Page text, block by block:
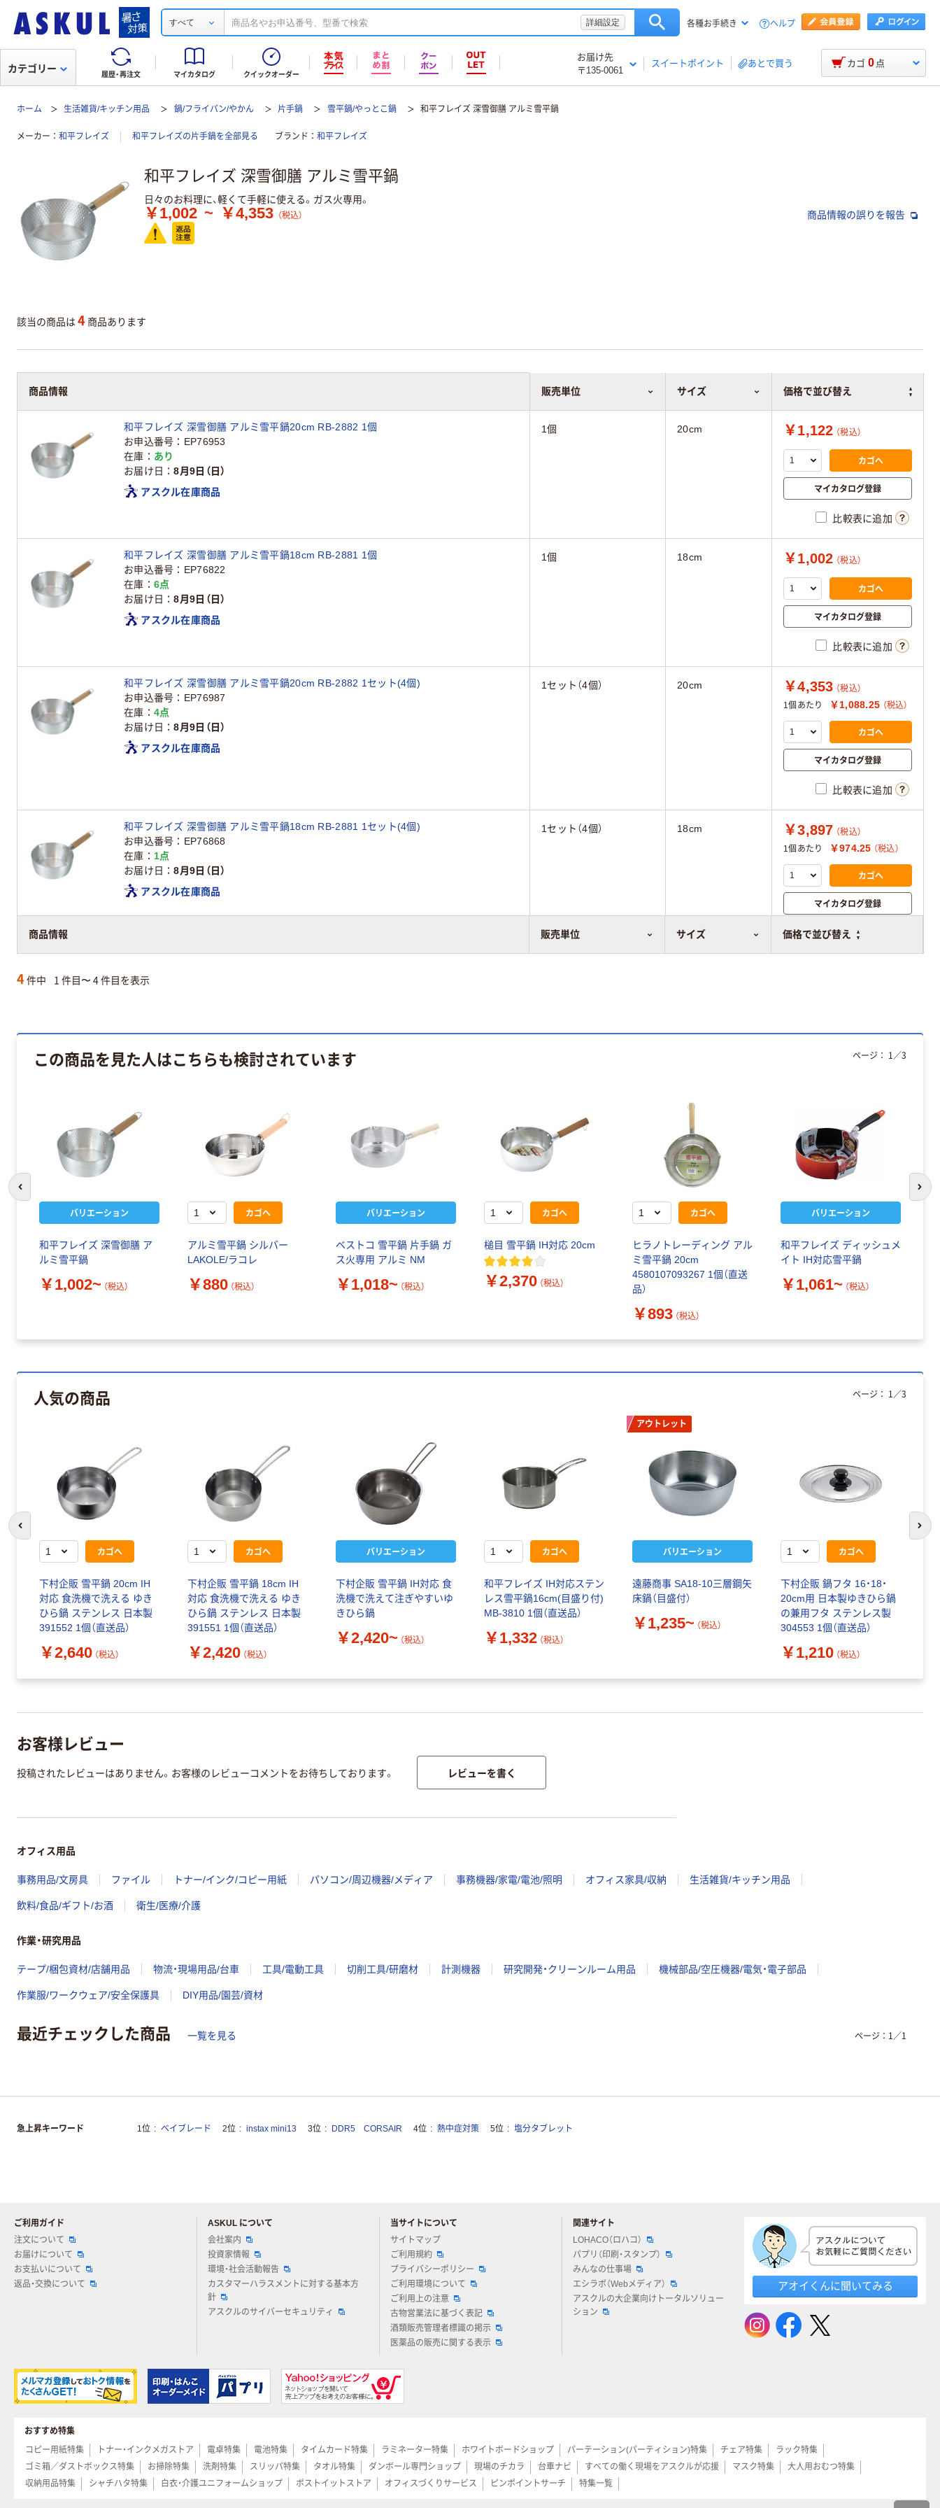
すべて 詳細設定 各種お手続き ヘルプ
履歴・再注文 マイカタログ クイックオーダー
お届け先
〒135-0061
スイートポイント あとで買う
カテゴリー カゴ 0 点
ホーム 生活雑貨/キッチン用品 鍋/フライパン/やかん 片手鍋 雪平鍋/やっとこ鍋 和平フレイズ 深雪御膳 アルミ雪平鍋
メーカー 和平フレイズ 和平フレイズの片手鍋を全部見る ブランド 和平フレイズ
和平フレイズ 深雪御膳 アルミ雪平鍋
日々のお料理に、軽くて手軽に使える。ガス火専用。
￥1,002 ~ ￥4,353 （税込） 商品情報の誤りを報告
該当の商品は 4 商品あります
商品情報 販売単位 サイズ 価格で並び替え
商品情報 販売単位 サイズ 価格で並び替え
和平フレイズ 深雪御膳 アルミ雪平鍋20cm RB-2882 1個
お申込番号
EP76953
在庫
あり
お届け日
8月9日（日）
アスクル在庫商品
1個 20cm ￥1,122 （税込）
カゴへ
マイカタログ登録
比較表に追加
和平フレイズ 深雪御膳 アルミ雪平鍋18cm RB-2881 1個
お申込番号
EP76822
在庫
6点
お届け日
8月9日（日）
アスクル在庫商品
1個 18cm ￥1,002 （税込）
カゴへ
マイカタログ登録
比較表に追加
和平フレイズ 深雪御膳 アルミ雪平鍋20cm RB-2882 1セット(4個)
お申込番号
EP76987
在庫
4点
お届け日
8月9日（日）
アスクル在庫商品
1セット（4個） 20cm ￥4,353 （税込）
1個あたり
￥1,088.25 （税込）
カゴへ
マイカタログ登録
比較表に追加
和平フレイズ 深雪御膳 アルミ雪平鍋18cm RB-2881 1セット(4個)
お申込番号
EP76868
在庫
1点
お届け日
8月9日（日）
アスクル在庫商品
1セット（4個） 18cm ￥3,897 （税込）
1個あたり
￥974.25 （税込）
カゴへ
マイカタログ登録
比較表に追加
4 件中 1 件目〜 4 件目を表示
この商品を見た人はこちらも検討されています
バリエーション
和平フレイズ 深雪御膳 ア
ルミ雪平鍋
￥1,002~ （税込）
カゴへ
アルミ雪平鍋 シルバー
LAKOLE/ラコレ
￥880 （税込）
バリエーション
ベストコ 雪平鍋 片手鍋 ガ
ス火専用 アルミ NM
￥1,018~ （税込）
カゴへ
槌目 雪平鍋 IH対応 20cm
￥2,370 （税込）
カゴへ
ヒラノトレーディング アル
ミ雪平鍋 20cm
4580107093267 1個（直送
品）
￥893 （税込）
バリエーション
和平フレイズ ディッシュメ
イト IH対応雪平鍋
￥1,061~ （税込）
ページ： 1 ／3
次
人気の商品
カゴへ
下村企販 雪平鍋 20cm IH
対応 食洗機で洗える ゆき
ひら鍋 ステンレス 日本製
391552 1個（直送品）
￥2,640 （税込）
カゴへ
下村企販 雪平鍋 18cm IH
対応 食洗機で洗える ゆき
ひら鍋 ステンレス 日本製
391551 1個（直送品）
￥2,420 （税込）
バリエーション
下村企販 雪平鍋 IH対応 食
洗機で洗えて注ぎやすいゆ
きひら鍋
￥2,420~ （税込）
カゴへ
和平フレイズ IH対応ステン
レス雪平鍋16cm(目盛り付)
MB-3810 1個（直送品）
￥1,332 （税込）
アウトレット
バリエーション
遠藤商事 SA18-10三層鋼矢
床鍋（目盛付）
￥1,235~ （税込）
カゴへ
下村企販 鍋フタ 16・18・
20cm用 日本製ゆきひら鍋
の兼用フタ ステンレス製
304553 1個（直送品）
￥1,210 （税込）
ページ： 1 ／3
次
お客様レビュー
投稿されたレビューはありません。お客様のレビューコメントをお待ちしております。 レビューを書く
オフィス用品
事務用品/文房具 ファイル トナー/インク/コピー用紙 パソコン/周辺機器/メディア 事務機器/家電/電池/照明 オフィス家具/収納 生活雑貨/キッチン用品
飲料/食品/ギフト/お酒 衛生/医療/介護
作業・研究用品
テープ/梱包資材/店舗用品 物流・現場用品/台車 工具/電動工具 切削工具/研磨材 計測機器 研究開発・クリーンルーム用品 機械部品/空圧機器/電気・電子部品
作業服/ワークウェア/安全保護具 DIY用品/園芸/資材
最近チェックした商品 一覧を見る ページ： 1 ／1
急上昇キーワード 1位 ベイブレード 2位 instax mini13 3位 DDR5 CORSAIR 4位 熱中症対策 5位 塩分タブレット
ご利用ガイド
注文について
お届けについて
お支払いについて
返品・交換について
ASKUL について
会社案内
投資家情報
環境・社会活動報告
カスタマーハラスメントに対する基本方
針
アスクルのサイバーセキュリティ
当サイトについて
サイトマップ
ご利用規約
プライバシーポリシー
ご利用環境について
ご利用上の注意
古物営業法に基づく表記
酒類販売管理者標識の掲示
医薬品の販売に関する表示
関連サイト
LOHACO（ロハコ）
パプリ（印刷・スタンプ）
みんなの仕事場
エシラボ（Webメディア）
アスクルの大企業向けトータルソリュー
ション
アオイくんに聞いてみる
おすすめ特集
コピー用紙特集
トナー・インクメガストア 電卓特集 電池特集 タイムカード特集 ラミネーター特集 ホワイトボードショップ パーテーション(パーティション)特集 チェア特集
ラック特集
ゴミ箱／ダストボックス特集
お掃除特集 洗剤特集 スリッパ特集 タオル特集 ダンボール専門ショップ 現場のチカラ 台車ナビ すべての働く現場をアスクルが応援 マスク特集
大人用おむつ特集
収納用品特集
シャチハタ特集 白衣・介護ユニフォームショップ ポストイットストア オフィスづくりサービス ピンポイントサーチ 特集一覧